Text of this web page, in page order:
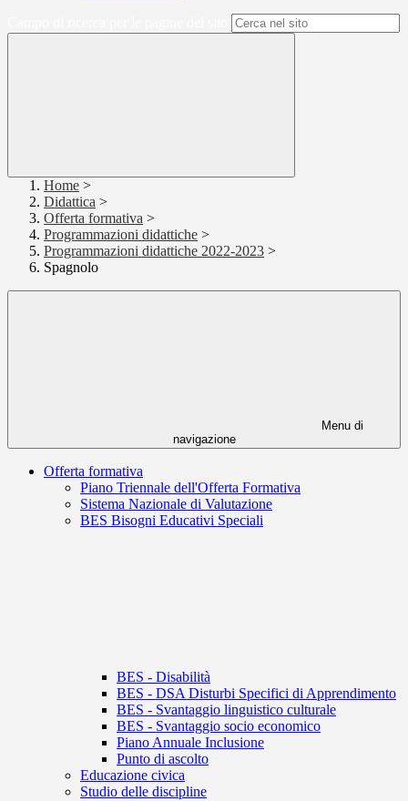
Home >
Didattica >
Offerta formativa >
Programmazioni didattiche >
Programmazioni didattiche 2022-2023 >
Spagnolo
Menu di
navigazione
Offerta formativa
Piano Triennale dell'Offerta Formativa
Sistema Nazionale di Valutazione
BES Bisogni Educativi Speciali
BES - Disabilità
BES - DSA Disturbi Specifici di Apprendimento
BES - Svantaggio linguistico culturale
BES - Svantaggio socio economico
Piano Annuale Inclusione
Punto di ascolto
Educazione civica
Studio delle discipline